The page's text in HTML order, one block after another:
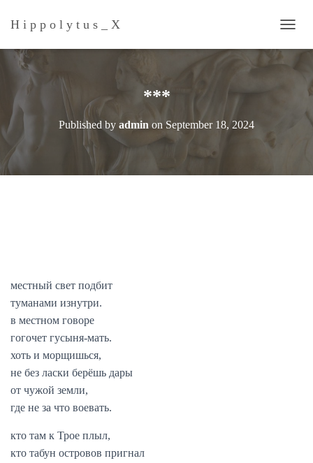
H i p p o l y t u s _ Х
O
***
Published by admin onSeptember 18, 2024
местный свет подбит
туманами изнутри.
в местном говоре
гогочет гусыня-мать.
хоть и морщишься,
не без ласки берёшь дары
от чужой земли,
где не за что воевать.
кто там к Трое плыл,
кто табун островов пригнал